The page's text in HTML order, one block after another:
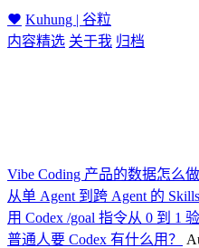
Kuhung | 谷粒
内容精选 关于我 归档
Vibe Coding 产品的数据怎么做
从单 Agent 到跨 Agent 的
用 Codex /goal 指令从 0 到 1
普通人要 Codex 有什么用？